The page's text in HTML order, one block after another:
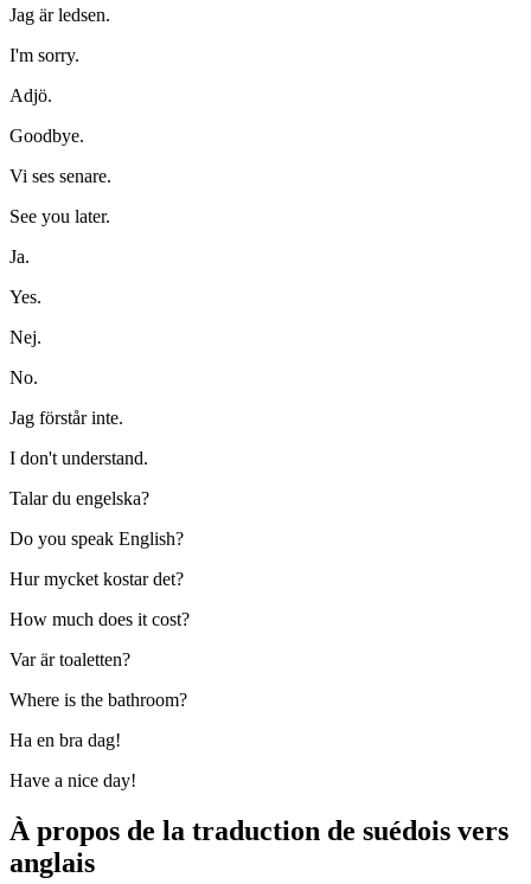
Jag är ledsen.
I'm sorry.
Adjö.
Goodbye.
Vi ses senare.
See you later.
Ja.
Yes.
Nej.
No.
Jag förstår inte.
I don't understand.
Talar du engelska?
Do you speak English?
Hur mycket kostar det?
How much does it cost?
Var är toaletten?
Where is the bathroom?
Ha en bra dag!
Have a nice day!
À propos de la traduction de suédois vers
anglais